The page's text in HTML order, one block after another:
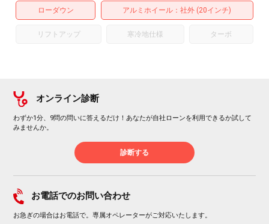
ローダウン アルミホイール ：社外 (20インチ)
リフトアップ 寒冷地仕様 ターボ
オンライン診断
わずか1分、9問の問いに答えるだけ！あなたが自社ローンを利用できるか試して
みませんか。
診断する
お電話でのお問い合わせ
お急ぎの場合はお電話で。専属オペレーターがご対応いたします。